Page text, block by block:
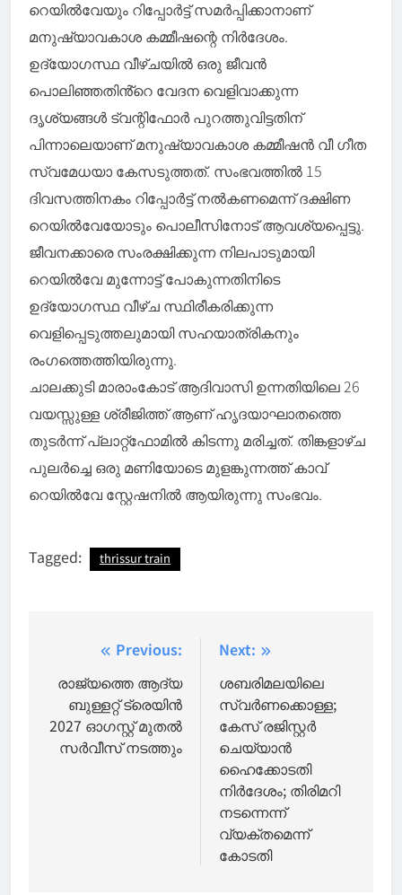
റെയിൽവേയും റിപ്പോർട്ട് സമർപ്പിക്കാനാണ്
മനുഷ്യാവകാശ കമ്മീഷന്റെ നിർദേശം.
ഉദ്യോഗസ്ഥ വീഴ്ചയിൽ ഒരു ജീവൻ
പൊലിഞ്ഞതിൻ്റെ വേദന വെളിവാക്കുന്ന
ദൃശ്യങ്ങൾ ട്വന്റിഫോർ പുറത്തുവിട്ടതിന്
പിന്നാലെയാണ് മനുഷ്യാവകാശ കമ്മീഷൻ വീ ഗീത
സ്വമേധയാ കേസടുത്തത്. സംഭവത്തിൽ 15
ദിവസത്തിനകം റിപ്പോർട്ട് നൽകണമെന്ന് ദക്ഷിണ
റെയിൽവേയോടും പൊലീസിനോട് ആവശ്യപ്പെട്ടു.
ജീവനക്കാരെ സംരക്ഷിക്കുന്ന നിലപാടുമായി
റെയിൽവേ മുന്നോട്ട് പോകുന്നതിനിടെ
ഉദ്യോഗസ്ഥ വീഴ്ച സ്ഥിരീകരിക്കുന്ന
വെളിപ്പെടുത്തലുമായി സഹയാത്രികനും
രംഗത്തെത്തിയിരുന്നു.
ചാലക്കുടി മാരാംകോട് ആദിവാസി ഉന്നതിയിലെ 26
വയസ്സുള്ള ശ്രീജിത്ത് ആണ് ഹൃദയാഘാതത്തെ
തുടർന്ന് പ്ലാറ്റ്ഫോമിൽ കിടന്നു മരിച്ചത്. തിങ്കളാഴ്ച
പുലർച്ചെ ഒരു മണിയോടെ മുളങ്കുന്നത്ത് കാവ്
റെയിൽവേ സ്റ്റേഷനിൽ ആയിരുന്നു സംഭവം.
Tagged: thrissur train
navigation
Previous:
രാജ്യത്തെ ആദ്യ
ബുള്ളറ്റ് ട്രെയിൻ
2027 ഓഗസ്റ്റ് മുതൽ
സർവീസ് നടത്തും
Next:
ശബരിമലയിലെ
സ്വര്‍ണക്കൊള്ള;
കേസ് രജിസ്റ്റര്‍
ചെയ്യാന്‍
ഹൈക്കോടതി
നിര്‍ദേശം; തിരിമറി
നടന്നെന്ന്
വ്യക്തമെന്ന്
കോടതി